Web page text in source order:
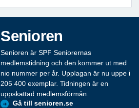
Senioren
Senioren är SPF Seniorernas
medlemstidning och den kommer ut med
nio nummer per år. Upplagan är nu uppe i
205 400 exemplar. Tidningen är en
uppskattad medlemsförmån.
Gå till senioren.se